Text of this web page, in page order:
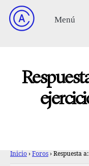
Inicio › Foros › Respuesta